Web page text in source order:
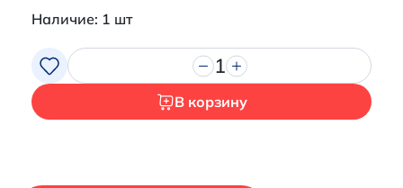
Наличие: 1 шт
1
В корзину